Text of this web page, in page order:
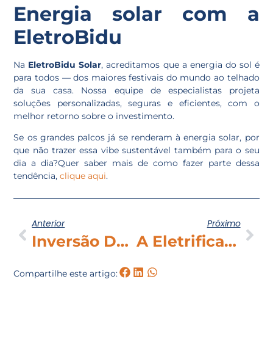
Energia solar com a
EletroBidu
Na EletroBidu Solar, acreditamos que a energia do sol é
para todos — dos maiores festivais do mundo ao telhado
da sua casa. Nossa equipe de especialistas projeta
soluções personalizadas, seguras e eficientes, com o
melhor retorno sobre o investimento.
Se os grandes palcos já se renderam à energia solar, por
que não trazer essa vibe sustentável também para o seu
dia a dia?Quer saber mais de como fazer parte dessa
tendência,clique aqui.
Anterior
Inversão De Fluxo Em Energia Solar: O Que É, Como Funciona E A Nova Regra Da ANEEL Que Facilita Projetos
Próximo
A Eletrificação Dos Automóveis E O Futuro Da Mobilidade Sustentável.
Compartilhe este artigo: